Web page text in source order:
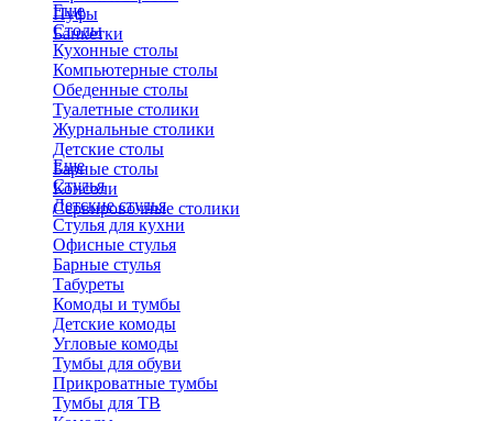
Пуфы
Банкетки
Еще
Столы
Кухонные столы
Компьютерные столы
Обеденные столы
Туалетные столики
Журнальные столики
​Детские столы
Барные столы
Консоли
Сервировочные столики
Еще
Стулья
Детские стулья
Стулья для кухни
Офисные стулья
Барные стулья
Табуреты
Комоды и тумбы
Детские комоды
Угловые комоды
Тумбы для обуви
Прикроватные тумбы
Тумбы для ТВ